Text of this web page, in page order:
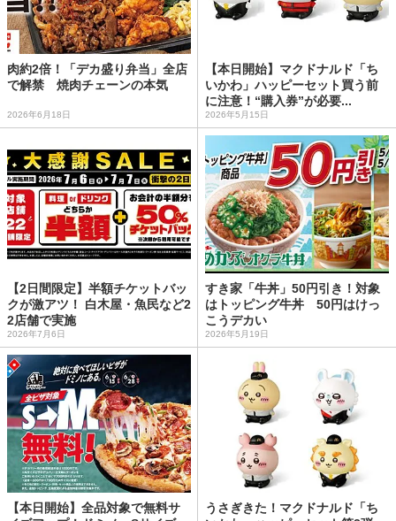
肉約2倍！「デカ盛り弁当」全店
で解禁 焼肉チェーンの本気
2026年6月18日
【本日開始】マクドナルド「ち
いかわ」ハッピーセット買う前
に注意！“購入券”が必要...
2026年5月15日
【2日間限定】半額チケットバッ
クが激アツ！ 白木屋・魚民など2
2店舗で実施
2026年7月6日
すき家「牛丼」50円引き！対象
はトッピング牛丼 50円はけっ
こうデカい
2026年5月19日
【本日開始】全品対象で無料サ
うさぎきた！マクドナルド「ち